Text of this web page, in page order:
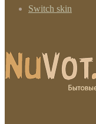
Switch skin